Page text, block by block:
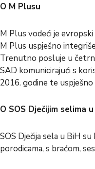
O M Plusu
M Plus vodeći je
M Plus uspješno
Trenutno posluje u
SAD komunicirajući s
2016. godine te
O SOS Dječijim selima
SOS Dječija sela u BiH
porodicama, s braćom,